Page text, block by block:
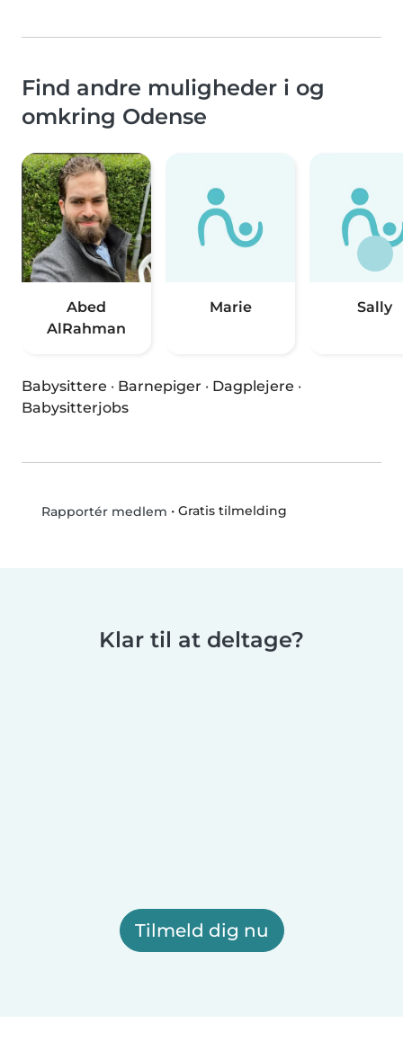
Find andre muligheder i og
omkring Odense
Abed
AlRahman
Marie Sally
Babysittere · Barnepiger · Dagplejere ·
Babysitterjobs
Rapportér medlem • Gratis tilmelding
Klar til at deltage?
Tilmeld dig nu